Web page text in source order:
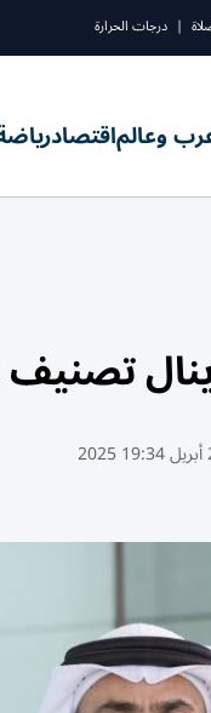
| درجات الحرارة
وعالماقتصاد